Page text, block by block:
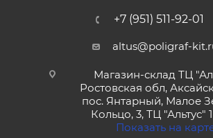
+7 (951) 511-92-01
altus@poligraf-
Магазин-склад ТЦ
Ростовская обл,
пос. Янтарный, Малое
Кольцо, 3, ТЦ "Альтус"
Показать на